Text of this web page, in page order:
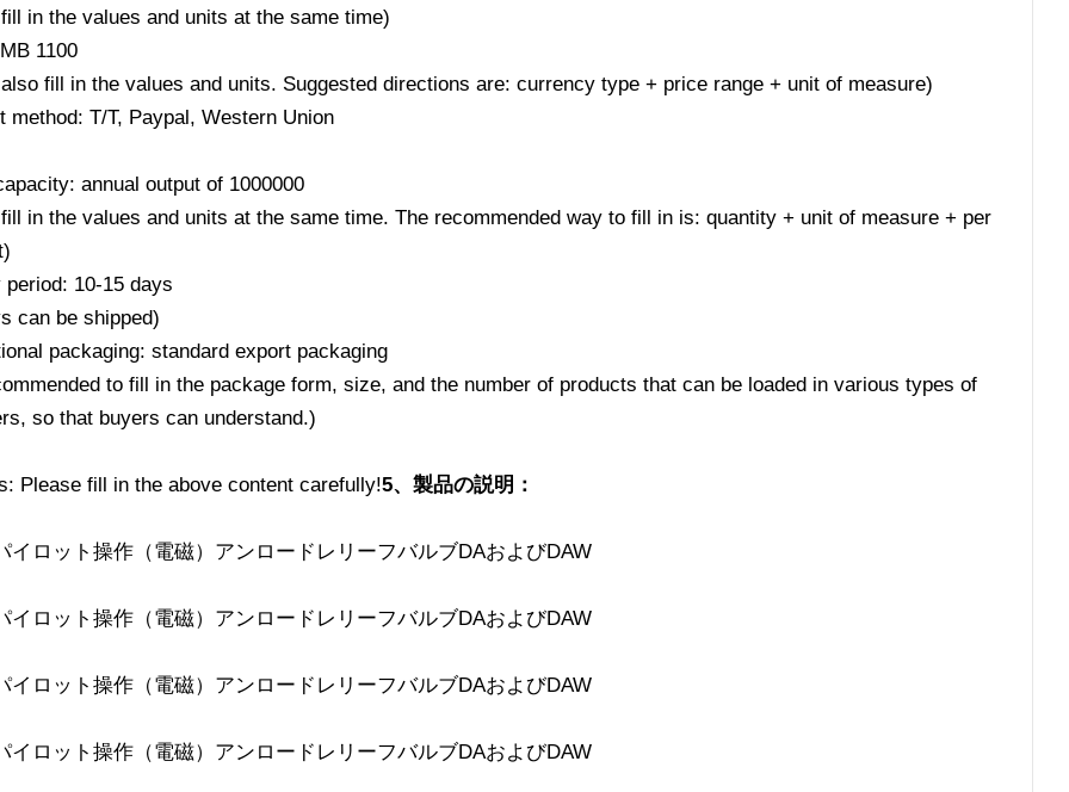
in the values ​​and units at the same time)
1100
fill in the values ​​and units. Suggested directions are: currency type + price range + unit of measure)
method: T/T, Paypal, Western Union
annual output of 1000000
in the values ​​and units at the same time. The recommended way to fill in is: quantity + unit of measure + per
period: 10-15 days
can be shipped)
packaging: standard export packaging
to fill in the package form, size, and the number of products that can be loaded in various types of
so that buyers can understand.)
Please fill in the above content carefully!5、製品の説明：